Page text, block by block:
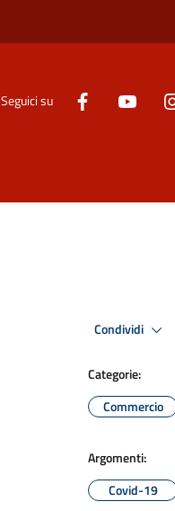
Seguici su
Condividi
Categorie:
Commercio
Argomenti:
Covid-19